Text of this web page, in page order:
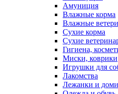
Амуниция
Влажные корма
Влажные
Сухие корма
Сухие
Гигиена,
Миски, коврики
Игрушки для
Лакомства
Лежанки и